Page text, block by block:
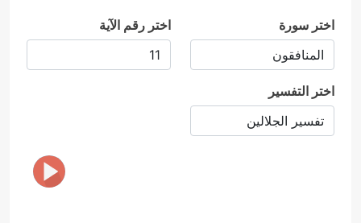
اختر سورة اختر رقم الآية
اختر التفسير